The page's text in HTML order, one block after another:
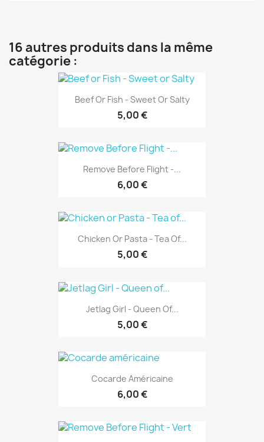
16 autres produits dans la même
catégorie :
Beef Or Fish - Sweet Or Salty
5,00 €
Remove Before Flight -...
6,00 €
Chicken Or Pasta - Tea Of...
5,00 €
Jetlag Girl - Queen Of...
5,00 €
Cocarde Américaine
6,00 €